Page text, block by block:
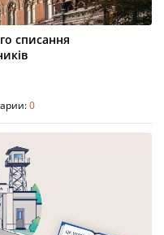
списання
0